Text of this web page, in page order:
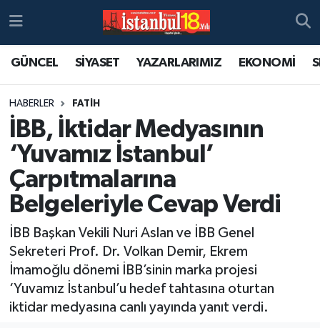
GÜNCEL SİYASET YAZARLARIMIZ EKONOMİ
HABERLER FATİH
İBB, İktidar Medyasının
‘Yuvamız İstanbul’
Çarpıtmalarına
Belgeleriyle Cevap Verdi
İBB Başkan Vekili Nuri Aslan ve İBB Genel
Sekreteri Prof. Dr. Volkan Demir, Ekrem
İmamoğlu dönemi İBB’sinin marka projesi
‘Yuvamız İstanbul’u hedef tahtasına oturtan
iktidar medyasına canlı yayında yanıt verdi.